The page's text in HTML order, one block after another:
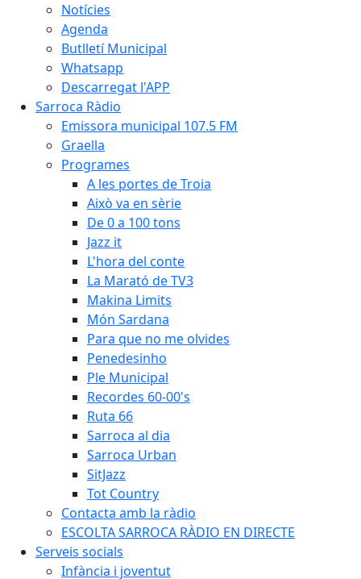
Notícies
Agenda
Butlletí Municipal
Whatsapp
Descarregat l'APP
Sarroca Ràdio
Emissora municipal 107.5 FM
Graella
Programes
A les portes de Troia
Això va en sèrie
De 0 a 100 tons
Jazz it
L'hora del conte
La Marató de TV3
Makina Limits
Món Sardana
Para que no me olvides
Penedesinho
Ple Municipal
Recordes 60-00's
Ruta 66
Sarroca al dia
Sarroca Urban
SitJazz
Tot Country
Contacta amb la ràdio
ESCOLTA SARROCA RÀDIO EN DIRECTE
Serveis socials
Infància i joventut